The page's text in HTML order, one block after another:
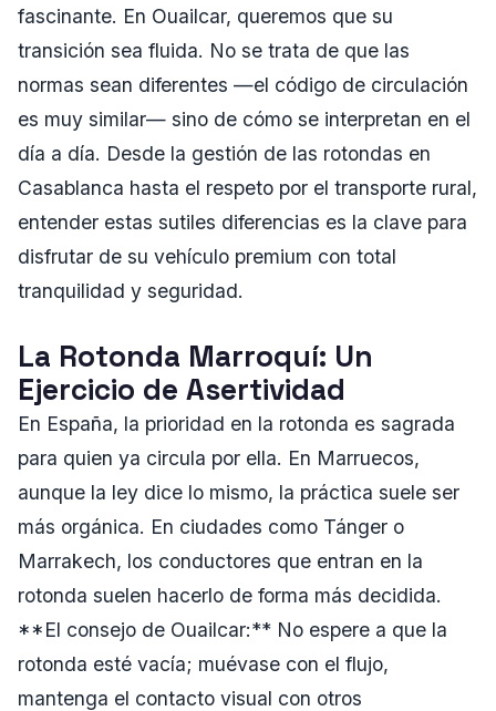
fascinante. En Ouailcar, queremos que su
transición sea fluida. No se trata de que las
normas sean diferentes —el código de circulación
es muy similar— sino de cómo se interpretan en el
día a día. Desde la gestión de las rotondas en
Casablanca hasta el respeto por el transporte rural,
entender estas sutiles diferencias es la clave para
disfrutar de su vehículo premium con total
tranquilidad y seguridad.
La Rotonda Marroquí: Un
Ejercicio de Asertividad
En España, la prioridad en la rotonda es sagrada
para quien ya circula por ella. En Marruecos,
aunque la ley dice lo mismo, la práctica suele ser
más orgánica. En ciudades como Tánger o
Marrakech, los conductores que entran en la
rotonda suelen hacerlo de forma más decidida.
**El consejo de Ouailcar:** No espere a que la
rotonda esté vacía; muévase con el flujo,
mantenga el contacto visual con otros